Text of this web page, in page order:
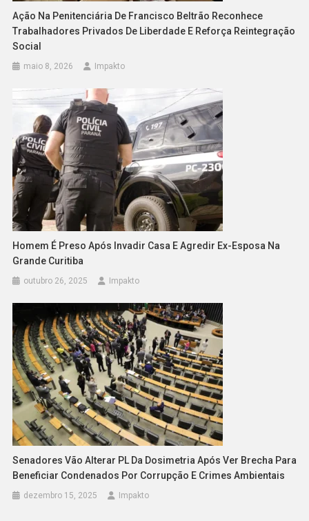
Ação Na Penitenciária De Francisco Beltrão Reconhece
Trabalhadores Privados De Liberdade E Reforça Reintegração
Social
maio 8, 2026 Impakto
Homem É Preso Após Invadir Casa E Agredir Ex-Esposa Na
Grande Curitiba
outubro 26, 2025 Impakto
Senadores Vão Alterar PL Da Dosimetria Após Ver Brecha Para
Beneficiar Condenados Por Corrupção E Crimes Ambientais
dezembro 15, 2025 Impakto